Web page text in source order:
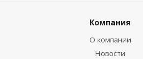
Компания
О компании
Новости